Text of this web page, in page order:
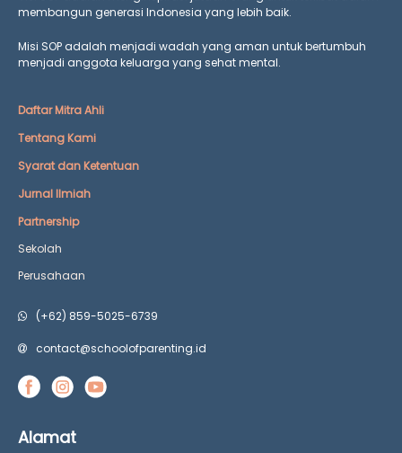
membangun generasi Indonesia yang lebih baik.
Misi SOP adalah menjadi wadah yang aman untuk bertumbuh
menjadi anggota keluarga yang sehat mental.
Daftar Mitra Ahli
Tentang Kami
Syarat dan Ketentuan
Jurnal Ilmiah
Partnership
Sekolah
Perusahaan
(+62) 859-5025-6739
contact@schoolofparenting.id
Alamat